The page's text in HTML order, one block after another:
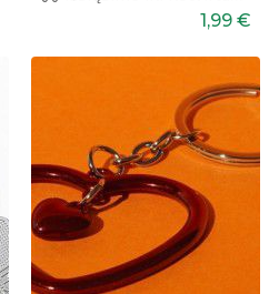
1,99 €